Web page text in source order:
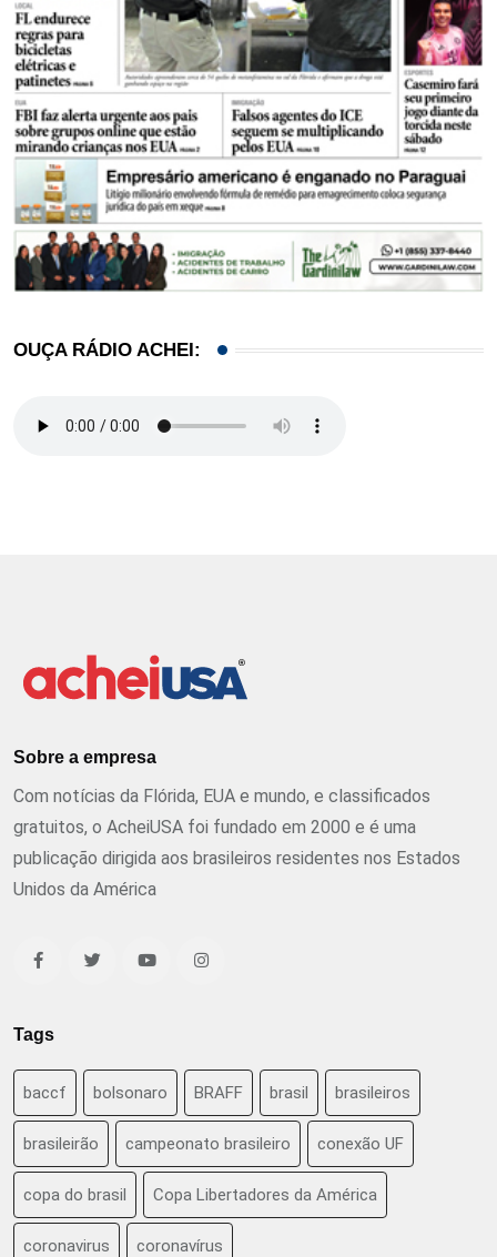
OUÇA RÁDIO ACHEI:
Sobre a empresa
Com notícias da Flórida, EUA e mundo, e classificados
gratuitos, o AcheiUSA foi fundado em 2000 e é uma
publicação dirigida aos brasileiros residentes nos Estados
Unidos da América
Tags
baccf bolsonaro BRAFF brasil brasileiros
brasileirão campeonato brasileiro conexão UF
copa do brasil Copa Libertadores da América
coronavirus coronavírus